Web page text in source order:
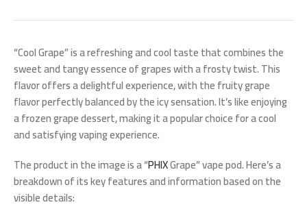
“Cool Grape” is a refreshing and cool taste that combines the
sweet and tangy essence of grapes with a frosty twist. This
flavor offers a delightful experience, with the fruity grape
flavor perfectly balanced by the icy sensation. It’s like enjoying
a frozen grape dessert, making it a popular choice for a cool
and satisfying vaping experience.
The product in the image is a “PHIXGrape” vape pod. Here’s a
breakdown of its key features and information based on the
visible details: